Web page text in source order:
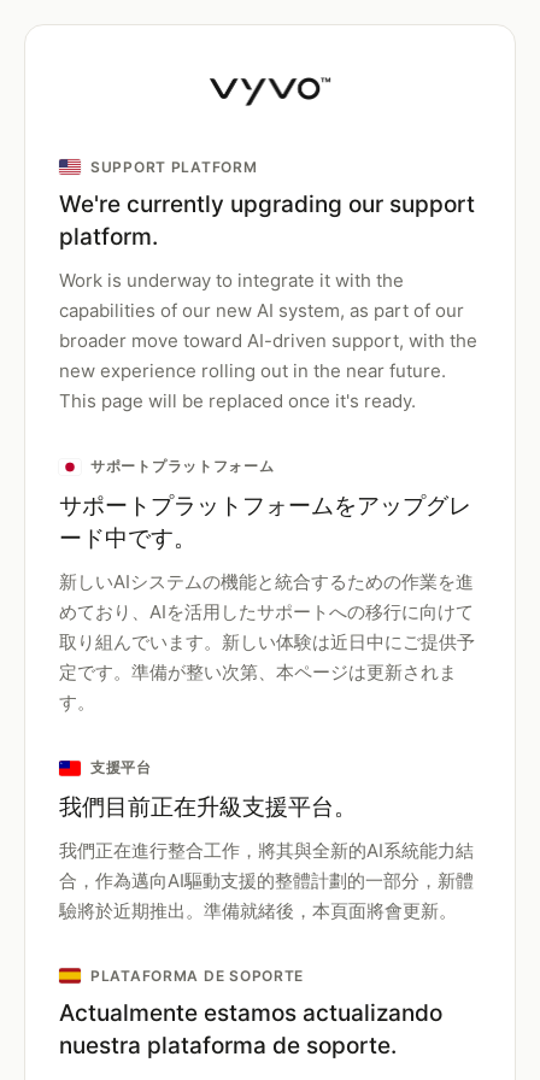
SUPPORT PLATFORM
We're currently upgrading our support
platform.
Work is underway to integrate it with the
capabilities of our new AI system, as part of our
broader move toward AI-driven support, with the
new experience rolling out in the near future.
This page will be replaced once it's ready.
サポートプラットフォーム
サポートプラットフォームをアップグレ
ード中です。
新しいAIシステムの機能と統合するための作業を進
めており、AIを活用したサポートへの移行に向けて
取り組んでいます。新しい体験は近日中にご提供予
定です。準備が整い次第、本ページは更新されま
す。
支援平台
我們目前正在升級支援平台。
我們正在進行整合工作，將其與全新的AI系統能力結
合，作為邁向AI驅動支援的整體計劃的一部分，新體
驗將於近期推出。準備就緒後，本頁面將會更新。
PLATAFORMA DE SOPORTE
Actualmente estamos actualizando
nuestra plataforma de soporte.